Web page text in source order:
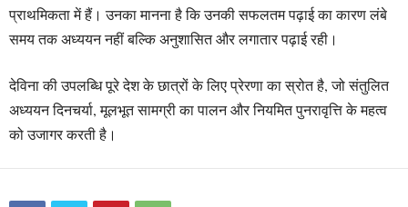
प्राथमिकता में हैं। उनका मानना है कि उनकी सफलतम पढ़ाई का कारण लंबे
समय तक अध्ययन नहीं बल्कि अनुशासित और लगातार पढ़ाई रही।
देविना की उपलब्धि पूरे देश के छात्रों के लिए प्रेरणा का स्रोत है, जो संतुलित
अध्ययन दिनचर्या, मूलभूत सामग्री का पालन और नियमित पुनरावृत्ति के महत्व
को उजागर करती है।